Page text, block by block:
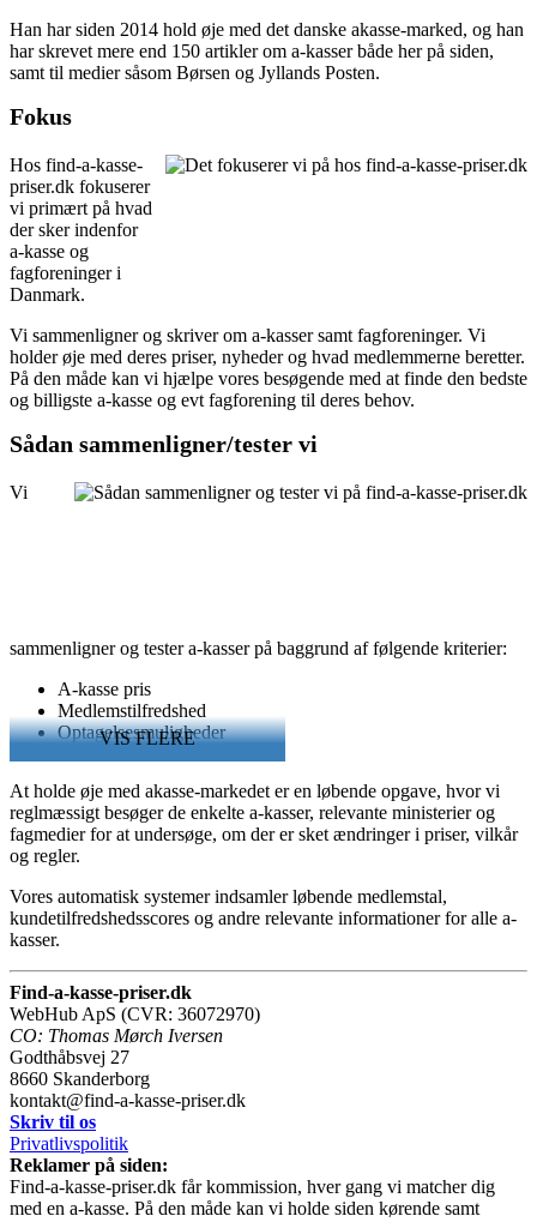
Han har siden 2014 hold øje med det danske akasse-marked, og han
har skrevet mere end 150 artikler om a-kasser både her på siden,
samt til medier såsom Børsen og Jyllands Posten.
Fokus
Hos find-a-kasse-
priser.dk fokuserer
vi primært på hvad
der sker indenfor
a-kasse og
fagforeninger i
Danmark.
Vi sammenligner og skriver om a-kasser samt fagforeninger. Vi
holder øje med deres priser, nyheder og hvad medlemmerne beretter.
På den måde kan vi hjælpe vores besøgende med at finde den bedste
og billigste a-kasse og evt fagforening til deres behov.
Sådan sammenligner/tester vi
Vi
sammenligner og tester a-kasser på baggrund af følgende kriterier:
A-kasse pris
Medlemstilfredshed
Optagelsesmuligheder
Udvikling i medlemstal
VIS FLERE
At holde øje med akasse-markedet er en løbende opgave, hvor vi
reglmæssigt besøger de enkelte a-kasser, relevante ministerier og
fagmedier for at undersøge, om der er sket ændringer i priser, vilkår
og regler.
Vores automatisk systemer indsamler løbende medlemstal,
kundetilfredshedsscores og andre relevante informationer for alle a-
kasser.
Find-a-kasse-priser.dk
WebHub ApS (CVR: 36072970)
CO: Thomas Mørch Iversen
Godthåbsvej 27
8660 Skanderborg
kontakt@find-a-kasse-priser.dk
Skriv til os
Privatlivspolitik
Reklamer på siden:
Find-a-kasse-priser.dk får kommission, hver gang vi matcher dig
med en a-kasse. På den måde kan vi holde siden kørende samt